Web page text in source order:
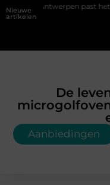
Nieuwe
artikelen
het best bij uw situatie?
De
Aanbiedingen